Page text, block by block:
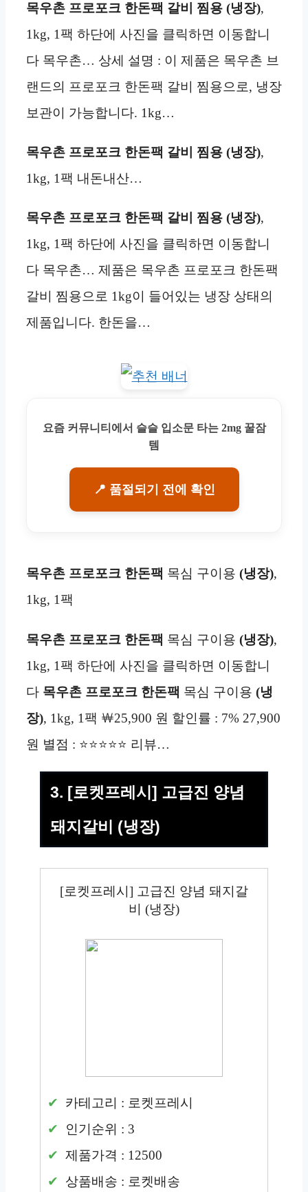
목우촌 프로포크 한돈팩 갈비 찜용 (냉장),
1kg, 1팩 하단에 사진을 클릭하면 이동합니
다 목우촌… 상세 설명 : 이 제품은 목우촌 브
랜드의 프로포크 한돈팩 갈비 찜용으로, 냉장
보관이 가능합니다. 1kg…
목우촌 프로포크 한돈팩 갈비 찜용 (냉장),
1kg, 1팩 내돈내산…
목우촌 프로포크 한돈팩 갈비 찜용 (냉장),
1kg, 1팩 하단에 사진을 클릭하면 이동합니
다 목우촌… 제품은 목우촌 프로포크 한돈팩
갈비 찜용으로 1kg이 들어있는 냉장 상태의
제품입니다. 한돈을…
요즘 커뮤니티에서 슬슬 입소문 타는 2mg 꿀잠
템
📍 품절되기 전에 확인
목우촌 프로포크 한돈팩 목심 구이용 (냉장),
1kg, 1팩
목우촌 프로포크 한돈팩 목심 구이용 (냉장),
1kg, 1팩 하단에 사진을 클릭하면 이동합니
다 목우촌 프로포크 한돈팩 목심 구이용 (냉
장), 1kg, 1팩 ￦25,900 원 할인률 : 7% 27,900
원 별점 : ⭐⭐⭐⭐⭐ 리뷰…
3. [로켓프레시] 고급진 양념
돼지갈비 (냉장)
[로켓프레시] 고급진 양념 돼지갈
비 (냉장)
카테고리 : 로켓프레시
인기순위 : 3
제품가격 : 12500
상품배송 : 로켓배송